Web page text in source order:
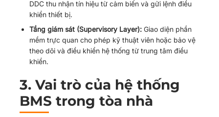
DDC thu nhận tín hiệu từ cảm biến và gửi lệnh điều
khiển thiết bị.
Tầng giám sát (Supervisory Layer): Giao diện phần
mềm trực quan cho phép kỹ thuật viên hoặc bảo vệ
theo dõi và điều khiển hệ thống từ trung tâm điều
khiển.
3. Vai trò của hệ thống
BMS trong tòa nhà